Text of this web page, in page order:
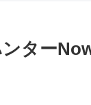
ター